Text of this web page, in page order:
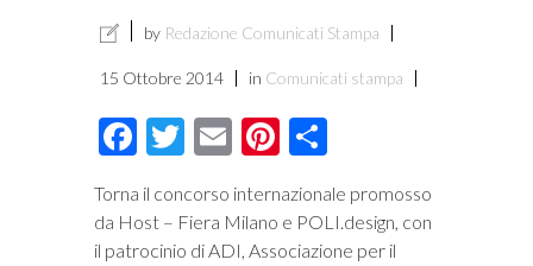
by Redazione Comunicati Stampa
15 Ottobre 2014 in Comunicati stampa
Facebook
Twitter
EmailPinterest
Torna il concorso internazionale promosso
da Host – Fiera Milano e POLI.design, con
il patrocinio di ADI, Associazione per il